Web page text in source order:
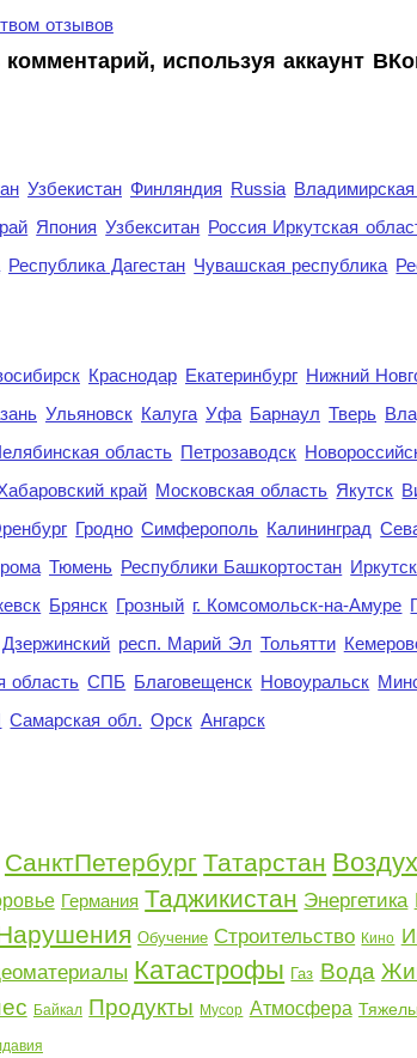
отзывов
используя аккаунт
Узбекистан Финляндия Russia
Япония Узбекситан Россия Иркутская
Республика Дагестан Чувашская республика
Краснодар Екатеринбург Нижний
Ульяновск Калуга Уфа Барнаул Тверь
область Петрозаводск
край Московская область Якутск
Гродно Симферополь Калининград
Тюмень Республики Башкортостан
Брянск Грозный г. Комсомольск-на-Амуре
Дзержинский респ. Марий Эл Тольятти
область СПБ Благовещенск Новоуральск
Самарская обл. Орск Ангарск
СанктПетербург Татарстан Воздух
Германия Таджикистан Энергетика
Обучение Строительство Кино
Катастрофы Газ Вода
Байкал Продукты Мусор Атмосфера